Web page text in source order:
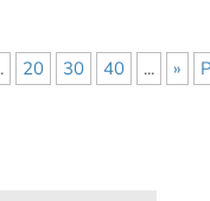
20 30 40 ... »